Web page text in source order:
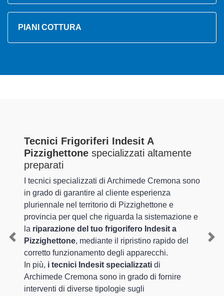
PIANI COTTURA
Tecnici Frigoriferi Indesit A
Pizzighettone specializzati altamente
preparati
I tecnici specializzati di Archimede Cremona sono
in grado di garantire al cliente esperienza
pluriennale nel territorio di Pizzighettone e
provincia per quel che riguarda la sistemazione e
la riparazione del tuo frigorifero Indesit a
Pizzighettone, mediante il ripristino rapido del
corretto funzionamento degli apparecchi.
In più, i tecnici Indesit specializzati di
Archimede Cremona sono in grado di fornire
interventi di diverse tipologie sugli
Previous